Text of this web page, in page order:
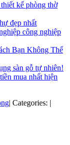
kế phòng thờ
đẹp nhất
công nghiệp
Bạn Không Thể
sàn gỗ tự nhiên!
mua nhất hiện
Categories: